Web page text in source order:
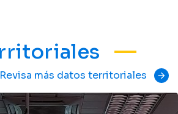
Revisa más datos territoriales arrow_forward